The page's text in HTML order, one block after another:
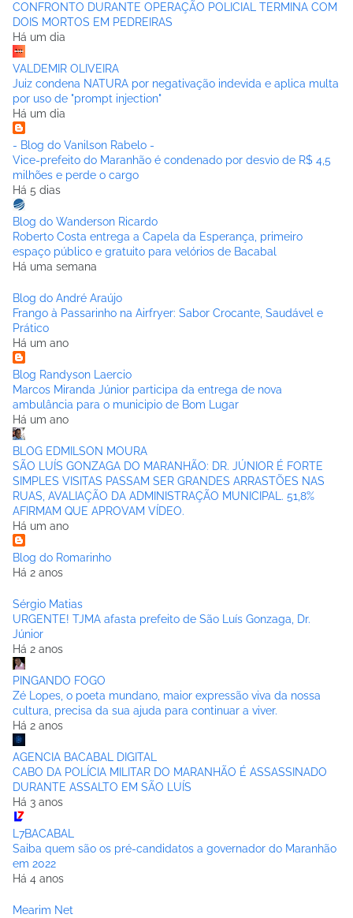
CONFRONTO DURANTE OPERAÇÃO POLICIAL TERMINA COM
DOIS MORTOS EM PEDREIRAS
Há um dia
VALDEMIR OLIVEIRA
Juiz condena NATURA por negativação indevida e aplica multa
por uso de "prompt injection"
Há um dia
- Blog do Vanilson Rabelo -
Vice-prefeito do Maranhão é condenado por desvio de R$ 4,5
milhões e perde o cargo
Há 5 dias
Blog do Wanderson Ricardo
Roberto Costa entrega a Capela da Esperança, primeiro
espaço público e gratuito para velórios de Bacabal
Há uma semana
Blog do André Araújo
Frango à Passarinho na Airfryer: Sabor Crocante, Saudável e
Prático
Há um ano
Blog Randyson Laercio
Marcos Miranda Júnior participa da entrega de nova
ambulância para o municipio de Bom Lugar
Há um ano
BLOG EDMILSON MOURA
SÃO LUÍS GONZAGA DO MARANHÃO: DR. JÚNIOR É FORTE
SIMPLES VISITAS PASSAM SER GRANDES ARRASTÕES NAS
RUAS, AVALIAÇÃO DA ADMINISTRAÇÃO MUNICIPAL. 51,8%
AFIRMAM QUE APROVAM VÍDEO.
Há um ano
Blog do Romarinho
Há 2 anos
Sérgio Matias
URGENTE! TJMA afasta prefeito de São Luís Gonzaga, Dr.
Júnior
Há 2 anos
PINGANDO FOGO
Zé Lopes, o poeta mundano, maior expressão viva da nossa
cultura, precisa da sua ajuda para continuar a viver.
Há 2 anos
AGENCIA BACABAL DIGITAL
CABO DA POLÍCIA MILITAR DO MARANHÃO É ASSASSINADO
DURANTE ASSALTO EM SÃO LUÍS
Há 3 anos
L7BACABAL
Saiba quem são os pré-candidatos a governador do Maranhão
em 2022
Há 4 anos
Mearim Net